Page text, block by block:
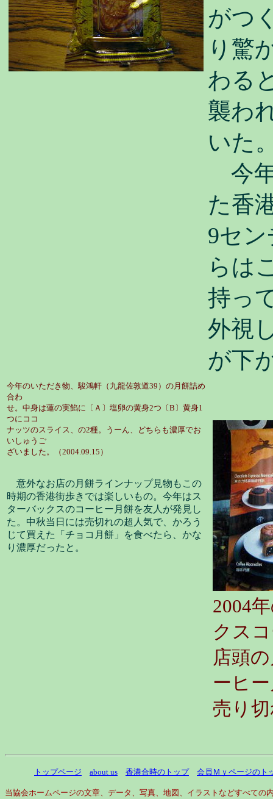
がつ
り驚
わる
襲わ
いた
今
た香
9セ
らは
持っ
外視
が下
今年のいただき物、駿鴻軒（九龍佐敦道39）の月餅詰め
合わ
せ。中身は蓮の実餡に〔Ａ〕塩卵の黄身2つ〔B〕黄身1
つにココ
ナッツのスライス、の2種。うーん、どちらも濃厚でお
いしゅうご
ざいました。（2004.09.15）
意外なお店の月餅ラインナップ見物もこの
時期の香港街歩きでは楽しいもの。今年はス
ターバックスのコーヒー月餅を友人が発見し
た。中秋当日には売切れの超人気で、かろう
じて買えた「チョコ月餅」を食べたら、かな
り濃厚だったと。
2004
クス
店頭
ーヒ
売り
トップページ about us 香港合時のトップ 会員Ｍｙページのト
当協会ホームページの文章、データ、写真、地図、イラストなどすべて